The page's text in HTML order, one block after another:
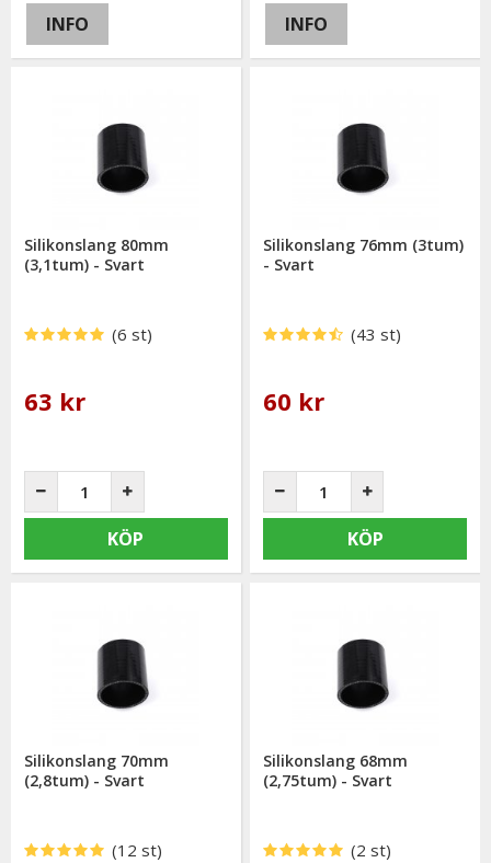
INFO INFO
Silikonslang 80mm
(3,1tum) - Svart
(6 st)
63 kr
KÖP
Silikonslang 76mm (3tum)
- Svart
(43 st)
60 kr
KÖP
Silikonslang 70mm
(2,8tum) - Svart
(12 st)
Silikonslang 68mm
(2,75tum) - Svart
(2 st)